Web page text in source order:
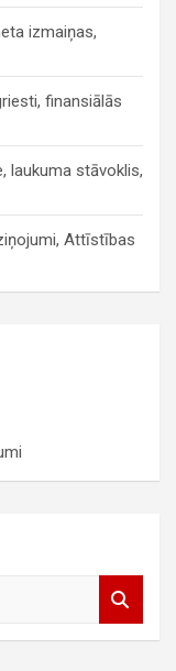
izmaiņas,
finansiālās
laukuma stāvoklis,
Attīstības